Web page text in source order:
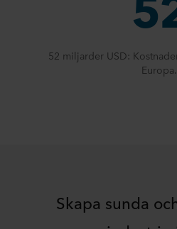
52 miljarder USD:
Europa.
Skapa sunda